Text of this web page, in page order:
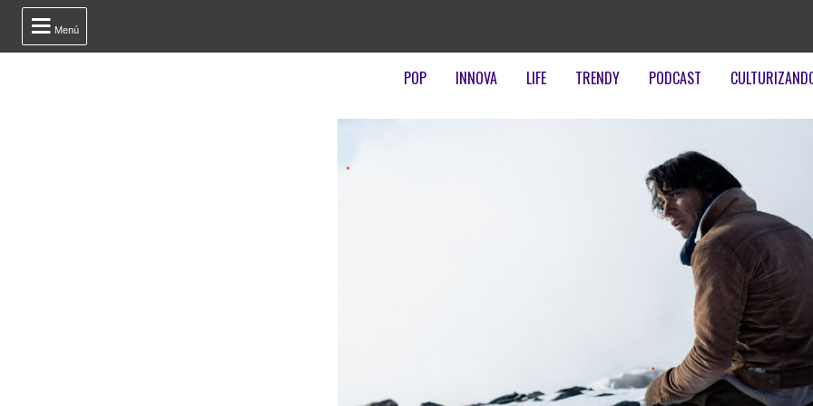
 Menú
POP INNOVA LIFE TRENDY PODCAST